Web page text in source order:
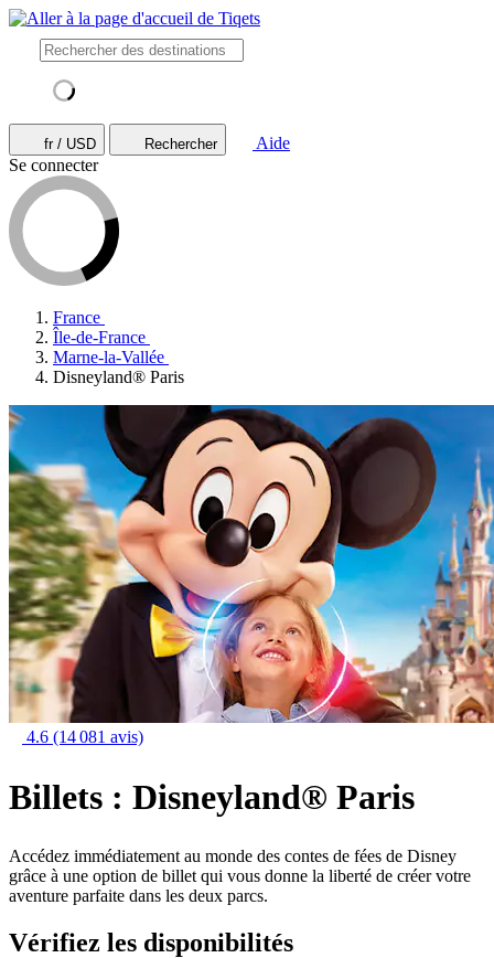
fr / USD Rechercher
Aide
Se connecter
France
Île-de-France
Marne-la-Vallée
Disneyland® Paris
4.6 (14 081 avis)
Billets : Disneyland® Paris
Accédez immédiatement au monde des contes de fées de Disney
grâce à une option de billet qui vous donne la liberté de créer votre
aventure parfaite dans les deux parcs.
Vérifiez les disponibilités